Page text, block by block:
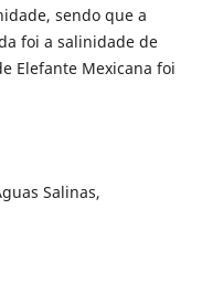
sendo que a
foi a salinidade de
Elefante Mexicana foi
Salinas,